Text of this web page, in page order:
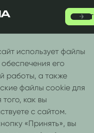
РУ
файлы
использует файлы
его
работы, а также
файлы cookie для
как вы
с сайтом.
«Принять», вы